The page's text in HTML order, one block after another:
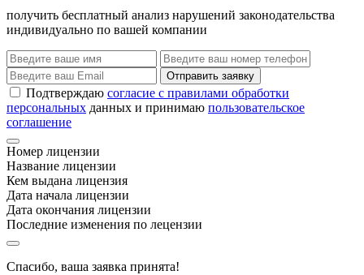
получить бесплатный анализ нарушений законодательства
индивидуально по вашей компании
Отправить заявку
Подтверждаю согласие с правилами обработки
персональных данных и принимаю пользовательское
соглашение
Номер лицензии
Название лицензии
Кем выдана лицензия
Дата начала лицензии
Дата окончания лицензии
Последние изменения по лецензии
Спасибо, ваша заявка принята!